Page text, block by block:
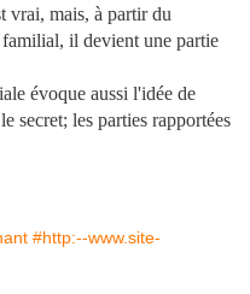
vrai, mais, à partir du
il devient une partie
évoque aussi l'idée de
secret; les parties rapportées
#http:--www.site-